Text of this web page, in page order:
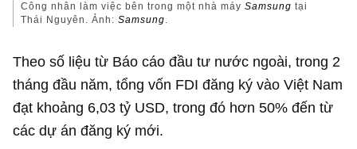
Công nhân làm việc bên trong một nhà máySamsung tại
Thái Nguyên. Ảnh:Samsung.
Theo số liệu từ Báo cáo đầu tư nước ngoài, trong 2
tháng đầu năm, tổng vốn FDI đăng ký vào Việt Nam
đạt khoảng 6,03 tỷ USD, trong đó hơn 50% đến từ
các dự án đăng ký mới.